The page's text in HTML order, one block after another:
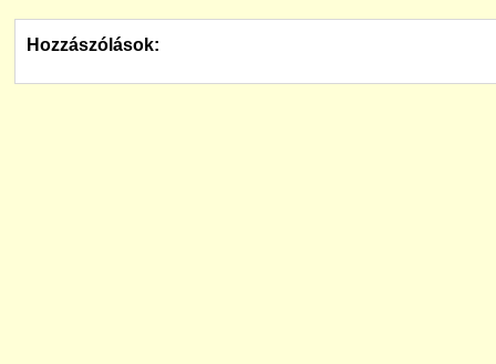
Hozzászólások: